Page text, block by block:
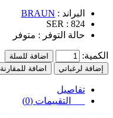
البراند : BRAUN
SER : 824
حالة التوفر : متوفر
الكمية:
اضافة للسلة
إضافة لرغباتي
اضافة للمقارنة
تفاصيل
التقييمات (0)